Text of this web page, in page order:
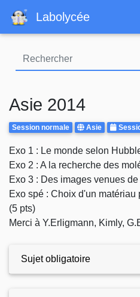
Labolycée
Asie 2014
Rattrapages
Session normale
Centre
Asie Annee
Body
Exo 1 : Le monde selon
Exo 2 : A la recherche des
Exo 3 : Des images venues
Exo spé : Choix d'un
(5 pts)
Merci à Y.Erligmann, Kimly,
Sujet obligatoire